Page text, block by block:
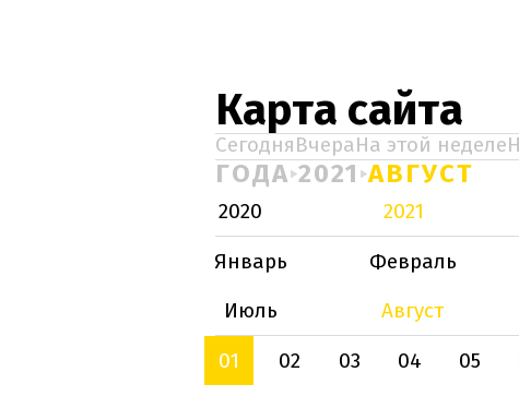
Карта сайта
СегодняВчераНа этой неделе
ГОДА 2021 АВГУСТ
2020 2021
Январь
Февраль
Июль
Август
01
02 03 04 05